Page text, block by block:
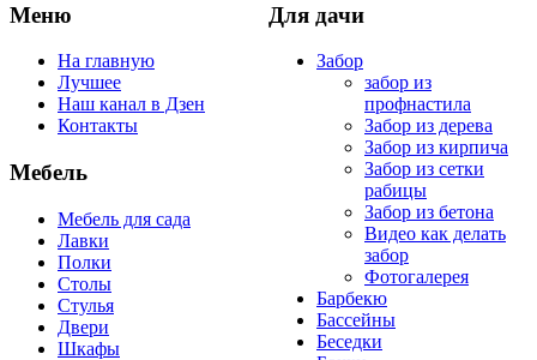
Меню
На главную
Лучшее
Наш канал в Дзен
Контакты
Мебель
Мебель для сада
Лавки
Полки
Столы
Стулья
Двери
Шкафы
Для дачи
Забор
забор из
профнастила
Забор из дерева
Забор из кирпича
Забор из сетки
рабицы
Забор из бетона
Видео как делать
забор
Фотогалерея
Барбекю
Бассейны
Беседки